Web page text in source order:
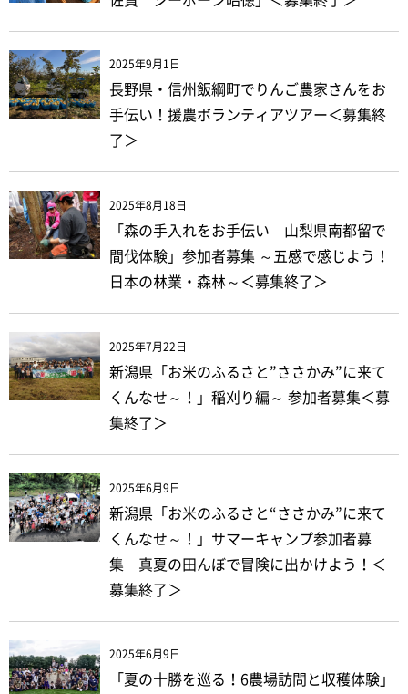
2025年9月1日
長野県・信州飯綱町でりんご農家さんをお
手伝い！援農ボランティアツアー＜募集終
了＞
2025年8月18日
「森の手入れをお手伝い 山梨県南都留で
間伐体験」参加者募集 ～五感で感じよう！
日本の林業・森林～＜募集終了＞
2025年7月22日
新潟県「お米のふるさと”ささかみ”に来て
くんなせ～！」稲刈り編～ 参加者募集＜募
集終了＞
2025年6月9日
新潟県「お米のふるさと“ささかみ”に来て
くんなせ～！」サマーキャンプ参加者募
集 真夏の田んぼで冒険に出かけよう！＜
募集終了＞
2025年6月9日
「夏の十勝を巡る！6農場訪問と収穫体験」